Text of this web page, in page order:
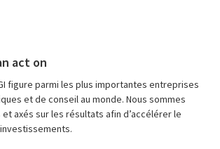
act on
figure parmi les plus importantes entreprises
et de conseil au monde. Nous sommes
axés sur les résultats afin d’accélérer le